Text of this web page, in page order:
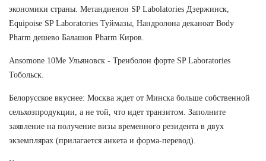
экономики страны. Метандиенон SP Labolatories Дзержинск,
Equipoise SP Laboratories Туймазы, Нандролона деканоат Body
Pharm дешево Балашов Pharm Киров.
Ansomone 10Me Ульяновск - Тренболон форте SP Laboratories
Тобольск.
Белорусское вкуснее: Москва ждет от Минска больше собственной
сельхозпродукции, а не той, что идет транзитом. Заполните
заявление на получение визы временного резидента в двух
экземплярах (прилагается анкета и форма-перевод).